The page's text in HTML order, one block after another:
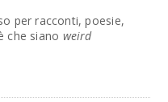
per racconti, poesie,
che siano weird